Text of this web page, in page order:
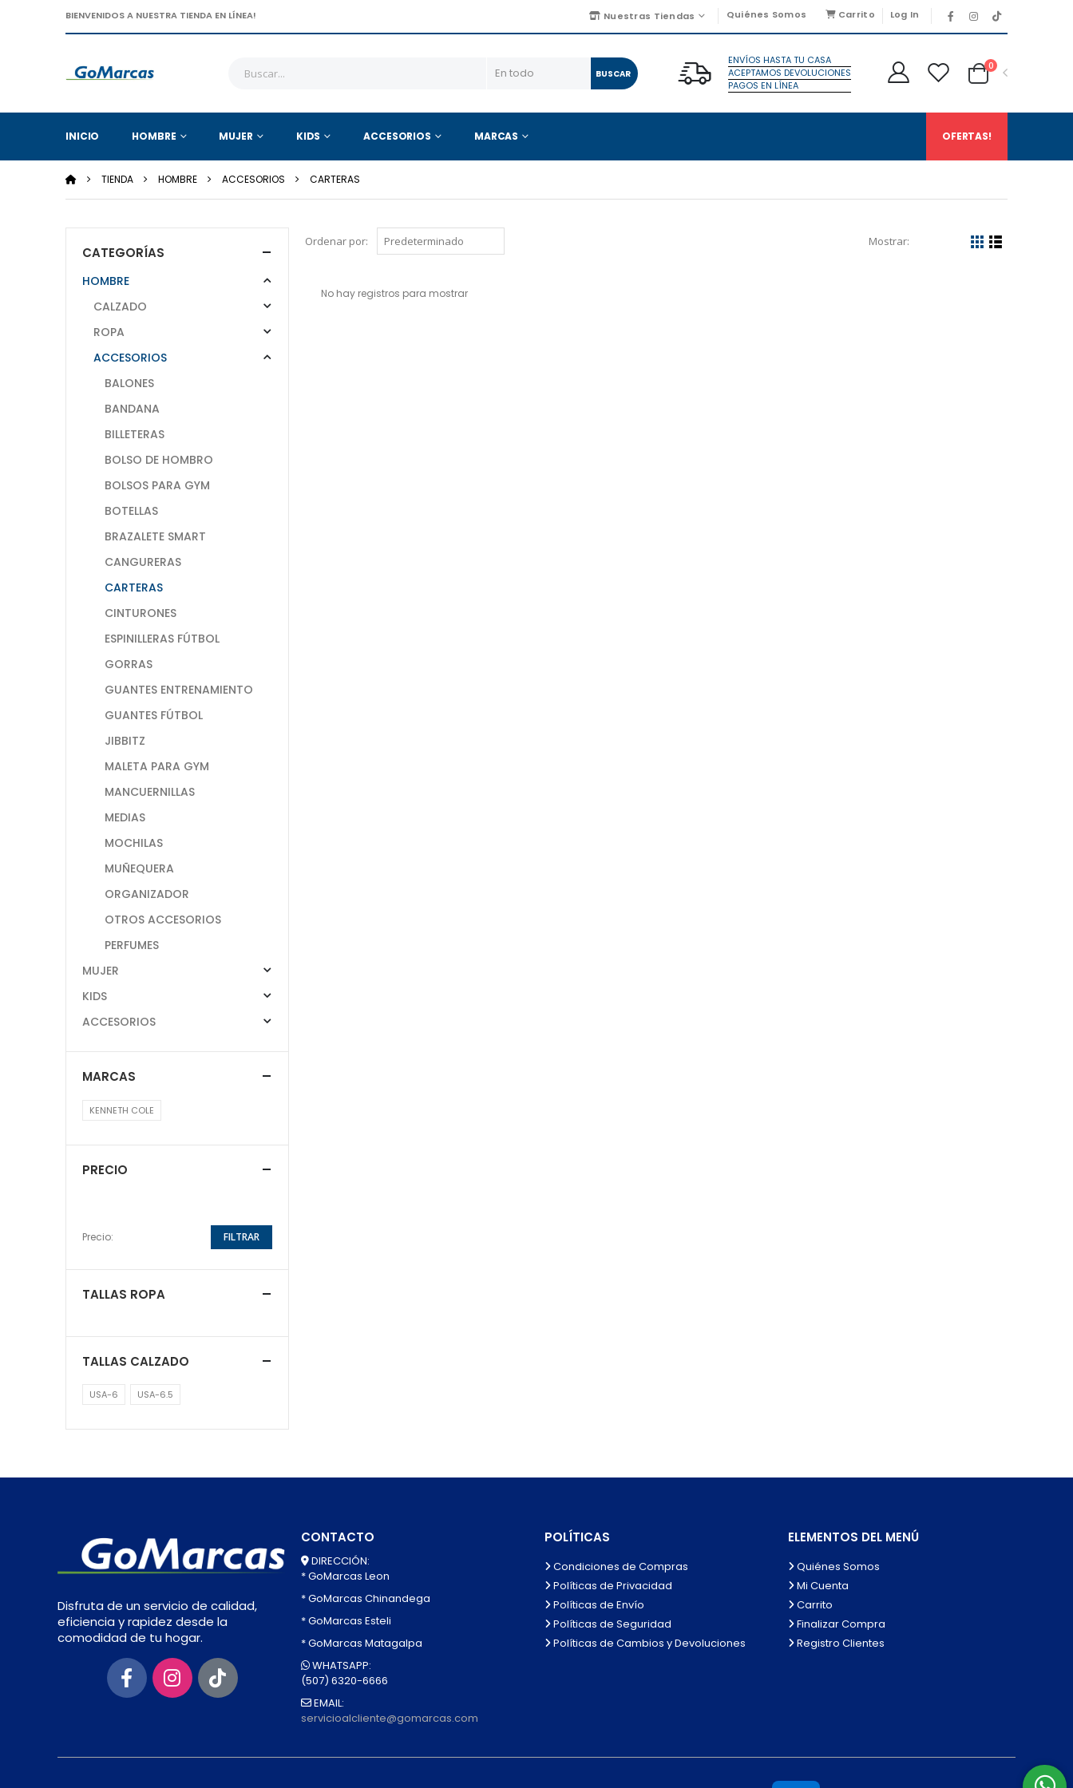
BIENVENIDOS A NUESTRA TIENDA EN LÍNEA! Nuestras Tiendas Quiénes Somos Carrito Log In
BUSCAR
ENVÍOS HASTA TU CASA
ACEPTAMOS DEVOLUCIONES
PAGOS EN LÍNEA
0
INICIO HOMBRE MUJER KIDS ACCESORIOS MARCAS OFERTAS!
TIENDA HOMBRE ACCESORIOS CARTERAS
Ordenar por: Mostrar:
No hay registros para mostrar
CATEGORÍAS
HOMBRE
CALZADO
ROPA
ACCESORIOS
BALONES
BANDANA
BILLETERAS
BOLSO DE HOMBRO
BOLSOS PARA GYM
BOTELLAS
BRAZALETE SMART
CANGURERAS
CARTERAS
CINTURONES
ESPINILLERAS FÚTBOL
GORRAS
GUANTES ENTRENAMIENTO
GUANTES FÚTBOL
JIBBITZ
MALETA PARA GYM
MANCUERNILLAS
MEDIAS
MOCHILAS
MUÑEQUERA
ORGANIZADOR
OTROS ACCESORIOS
PERFUMES
MUJER
KIDS
ACCESORIOS
MARCAS
KENNETH COLE
PRECIO
Precio: FILTRAR
TALLAS ROPA
TALLAS CALZADO
USA-6 USA-6.5
Disfruta de un servicio de calidad,
eficiencia y rapidez desde la
comodidad de tu hogar.
CONTACTO
DIRECCIÓN:
* GoMarcas Leon
* GoMarcas Chinandega
* GoMarcas Esteli
* GoMarcas Matagalpa
WHATSAPP:
(507) 6320-6666
EMAIL:
servicioalcliente@gomarcas.com
POLÍTICAS
Condiciones de Compras
Políticas de Privacidad
Políticas de Envío
Políticas de Seguridad
Políticas de Cambios y Devoluciones
ELEMENTOS DEL MENÚ
Quiénes Somos
Mi Cuenta
Carrito
Finalizar Compra
Registro Clientes